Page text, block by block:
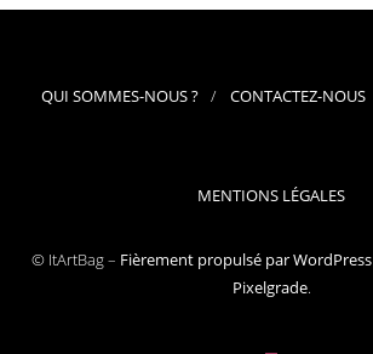
QUI SOMMES-NOUS ? CONTACTEZ-NOUS
MENTIONS LÉGALES
© ItArtBag – Fièrement propulsé par WordPress
Pixelgrade.